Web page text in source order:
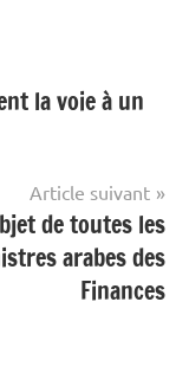
la voie à un
Article suivant
de toutes les
arabes des
Finances